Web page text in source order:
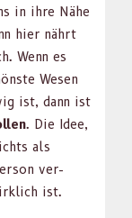
in ihre Nähe
hier nährt
Wenn es
Wesen
ist, dann ist
. Die Idee,
als
ver­
ist.